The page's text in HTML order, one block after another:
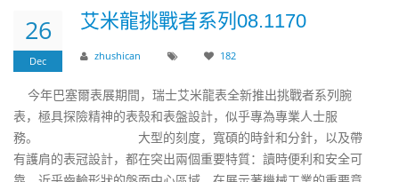
26
Dec
艾米龍挑戰者系列08.1170
zhushican 182
今年巴塞爾表展期間，瑞士艾米龍表全新推出挑戰者系列腕
表，極具探險精神的表殼和表盤設計，似乎專為專業人士服
務。 大型的刻度，寬碩的時針和分針，以及帶
有護肩的表冠設計，都在突出兩個重要特質：讀時便利和安全可